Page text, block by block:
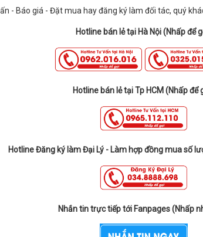
- Báo giá - Đặt mua hay đăng ký làm đối tác, quý
Hotline bán lẻ tại Hà Nội (Nhấp để
Hotline bán lẻ tại Tp HCM (Nhấp để
Hotline Đăng ký làm Đại Lý - Làm hợp đồng mua số
Nhắn tin trực tiếp tới Fanpages (Nhấp